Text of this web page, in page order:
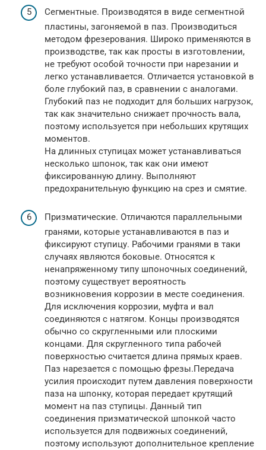
Сегментные. Производятся в виде сегментной
пластины, загоняемой в паз. Производиться
методом фрезерования. Широко применяются в
производстве, так как просты в изготовлении,
не требуют особой точности при нарезании и
легко устанавливается. Отличается установкой в
боле глубокий паз, в сравнении с аналогами.
Глубокий паз не подходит для больших нагрузок,
так как значительно снижает прочность вала,
поэтому используется при небольших крутящих
моментов.
На длинных ступицах может устанавливаться
несколько шпонок, так как они имеют
фиксированную длину. Выполняют
предохранительную функцию на срез и смятие.
Призматические. Отличаются параллельными
гранями, которые устанавливаются в паз и
фиксируют ступицу. Рабочими гранями в таки
случаях являются боковые. Относятся к
ненапряженному типу шпоночных соединений,
поэтому существует вероятность
возникновения коррозии в месте соединения.
Для исключения коррозии, муфта и вал
соединяются с натягом. Концы производятся
обычно со скругленными или плоскими
концами. Для скругленного типа рабочей
поверхностью считается длина прямых краев.
Паз нарезается с помощью фрезы.Передача
усилия происходит путем давления поверхности
паза на шпонку, которая передает крутящий
момент на паз ступицы. Данный тип
соединения призматической шпонкой часто
используется для подвижных соединений,
поэтому используют дополнительное крепление